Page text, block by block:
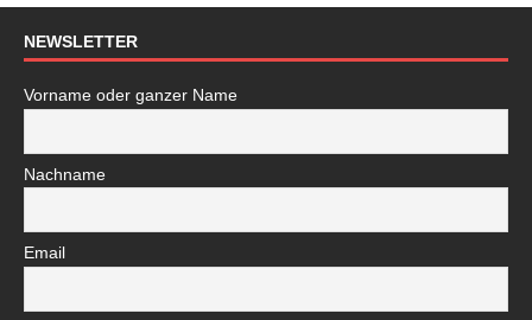
NEWSLETTER
Vorname oder ganzer Name
Nachname
Email